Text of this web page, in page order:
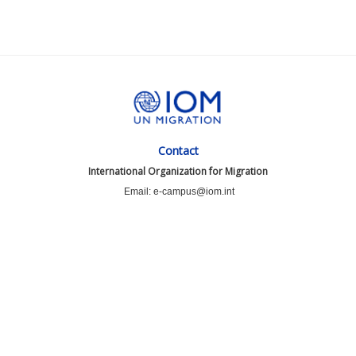
Contact
International Organization for Migration
Email: e-campus@iom.int